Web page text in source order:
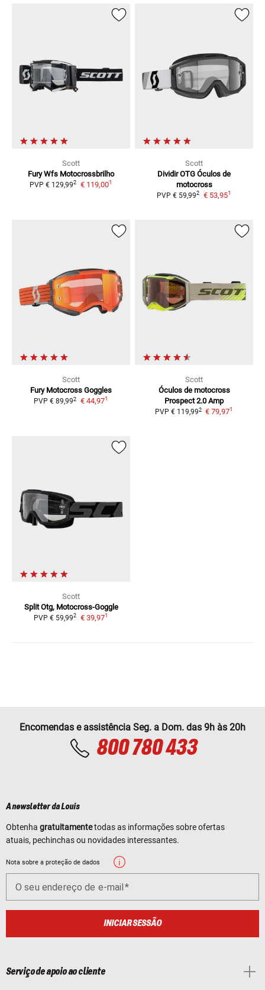
Scott
Fury Wfs Motocrossbrilho
PVP € 129,992 € 119,001
Scott
Dividir OTG Óculos de
motocross
PVP € 59,992 € 53,951
Scott
Fury Motocross Goggles
PVP € 89,992 € 44,971
Scott
Óculos de motocross
Prospect 2.0 Amp
PVP € 119,992 € 79,971
Scott
Split Otg, Motocross-Goggle
PVP € 59,992 € 39,971
Encomendas e assistência Seg. a Dom. das 9h às 20h
800 780 433
A newsletter da Louis
Obtenha gratuitamentetodas as informações sobre ofertas
atuais, pechinchas ou novidades interessantes.
Nota sobre a proteção de dados
O seu endereço de e-mail
INICIAR SESSÃO
Serviço de apoio ao cliente